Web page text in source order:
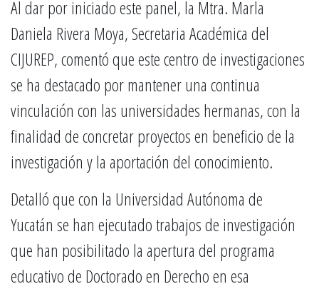
Al dar por iniciado este panel, la Mtra. Marla
Daniela Rivera Moya, Secretaria Académica del
CIJUREP, comentó que este centro de investigaciones
se ha destacado por mantener una continua
vinculación con las universidades hermanas, con la
finalidad de concretar proyectos en beneficio de la
investigación y la aportación del conocimiento.
Detalló que con la Universidad Autónoma de
Yucatán se han ejecutado trabajos de investigación
que han posibilitado la apertura del programa
educativo de Doctorado en Derecho en esa